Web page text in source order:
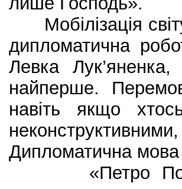
Мобілізація
дипломатична
Левка Лук’яненка,
найперше.
навіть якщо
Дипломатична мова
«Петро